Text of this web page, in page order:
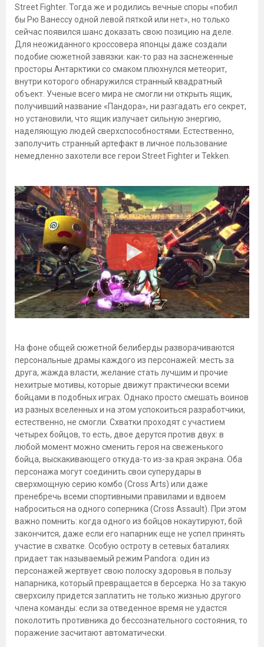
Street Fighter. Тогда же и родились вечные споры «побил
бы Рю Ванессу одной левой пяткой или нет», но только
сейчас появился шанс доказать свою позицию на деле.
Для неожиданного кроссовера японцы даже создали
подобие сюжетной завязки: как-то раз на заснеженные
просторы Антарктики со смаком плюхнулся метеорит,
внутри которого обнаружился странный квадратный
объект. Ученые всего мира не смогли ни открыть ящик,
получивший название «Пандора», ни разгадать его секрет,
но установили, что ящик излучает сильную энергию,
наделяющую людей сверхспособностями. Естественно,
заполучить странный артефакт в личное пользование
немедленно захотели все герои Street Fighter и Tekken.
На фоне общей сюжетной белиберды разворачиваются
персональные драмы каждого из персонажей: месть за
друга, жажда власти, желание стать лучшим и прочие
нехитрые мотивы, которые движут практически всеми
бойцами в подобных играх. Однако просто смешать воинов
из разных вселенных и на этом успокоиться разработчики,
естественно, не смогли. Схватки проходят с участием
четырех бойцов, то есть, двое дерутся против двух: в
любой момент можно сменить героя на свеженького
бойца, выскакивающего откуда-то из-за края экрана. Оба
персонажа могут соединить свои суперудары в
сверхмощную серию комбо (Cross Arts) или даже
пренебречь всеми спортивными правилами и вдвоем
наброситься на одного соперника (Cross Assault). При этом
важно помнить: когда одного из бойцов нокаутируют, бой
закончится, даже если его напарник еще не успел принять
участие в схватке. Особую остроту в сетевых баталиях
придает так называемый режим Pandora: один из
персонажей жертвует свою полоску здоровья в пользу
напарника, который превращается в берсерка. Но за такую
сверхсилу придется заплатить не только жизнью другого
члена команды: если за отведенное время не удастся
поколотить противника до бессознательного состояния, то
поражение засчитают автоматически.